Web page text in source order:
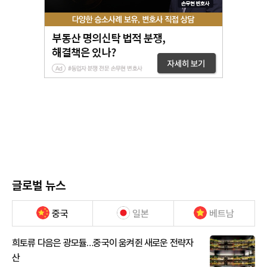
글로벌 뉴스
중국 일본 베트남
희토류 다음은 광모듈…중국이 움켜쥔 새로운 전략자
산